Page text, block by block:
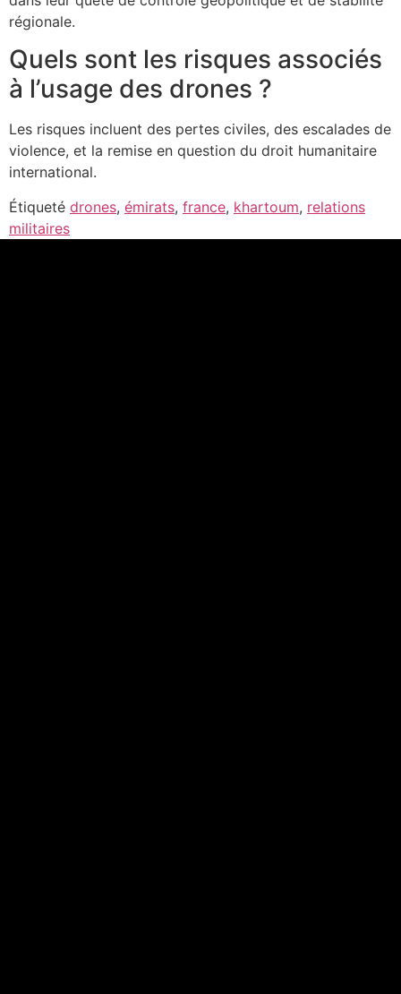
régionale.
Quels sont les risques associés
à l’usage des drones ?
Les risques incluent des pertes civiles, des escalades de
violence, et la remise en question du droit humanitaire
international.
Étiqueté drones, émirats, france, khartoum, relations
militaires